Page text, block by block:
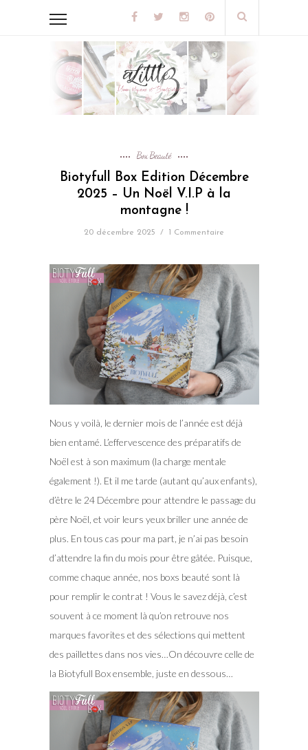
Box Beauté
Biotyfull Box Edition Décembre
2025 – Un Noël V.I.P à la
montagne !
20 décembre 2025 / 1 Commentaire
Nous y voilà, le dernier mois de l’année est déjà
bien entamé. L’effervescence des préparatifs de
Noël est à son maximum (la charge mentale
également !). Et il me tarde (autant qu’aux enfants),
d’être le 24 Décembre pour attendre le passage du
père Noël, et voir leurs yeux briller une année de
plus. En tous cas pour ma part, je n’ai pas besoin
d’attendre la fin du mois pour être gâtée. Puisque,
comme chaque année, nos boxs beauté sont là
pour remplir le contrat ! Vous le savez déjà, c’est
souvent à ce moment là qu’on retrouve nos
marques favorites et des sélections qui mettent
des paillettes dans nos vies…On découvre celle de
la Biotyfull Box ensemble, juste en dessous…